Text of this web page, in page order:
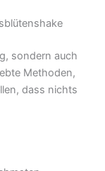
sondern auch
Methoden,
dass nichts